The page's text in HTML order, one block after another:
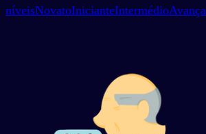
níveisNovatoInicianteIntermédio